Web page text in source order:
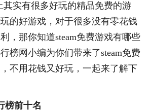
其实有很多好玩的精品免费的游
的好游戏，对于很多没有零花钱
，那你知道steam免费游戏有哪些
榜网小编为你们带来了steam免费
不用花钱又好玩，一起来了解下
榜前十名